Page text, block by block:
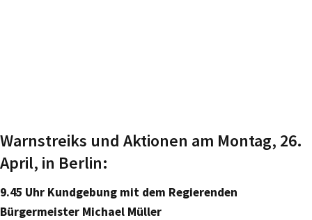
Warnstreiks und Aktionen am Montag, 26.
April, in Berlin:
9.45 Uhr Kundgebung mit dem Regierenden
Bürgermeister Michael Müller